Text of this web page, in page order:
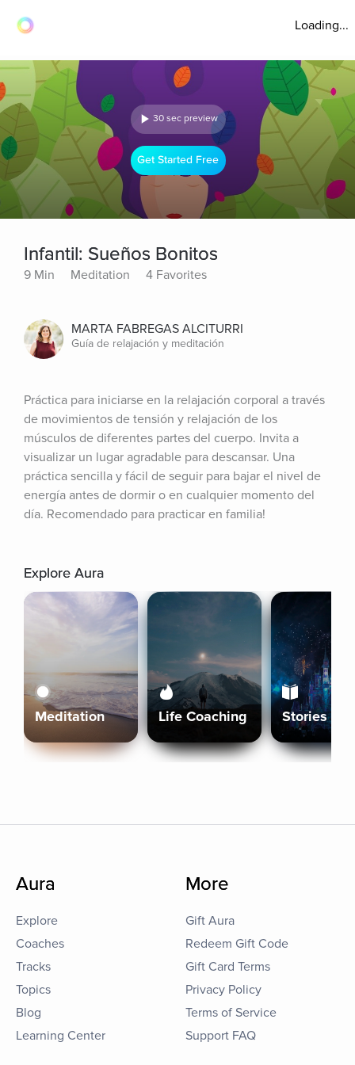
Loading...
30 sec preview
Get Started Free
Infantil: Sueños Bonitos
9 Min Meditation 4 Favorites
MARTA FABREGAS ALCITURRI
Guía de relajación y meditación
Práctica para iniciarse en la relajación corporal a través
de movimientos de tensión y relajación de los
músculos de diferentes partes del cuerpo. Invita a
visualizar un lugar agradable para descansar. Una
práctica sencilla y fácil de seguir para bajar el nivel de
energía antes de dormir o en cualquier momento del
día. Recomendado para practicar en familia!
Explore Aura
Meditation Life Coaching Stories
Aura
Explore
Coaches
Tracks
Topics
Blog
Learning Center
More
Gift Aura
Redeem Gift Code
Gift Card Terms
Privacy Policy
Terms of Service
Support FAQ